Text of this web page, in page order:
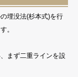
埋没法(杉本式)を行
。
まず二重ラインを設